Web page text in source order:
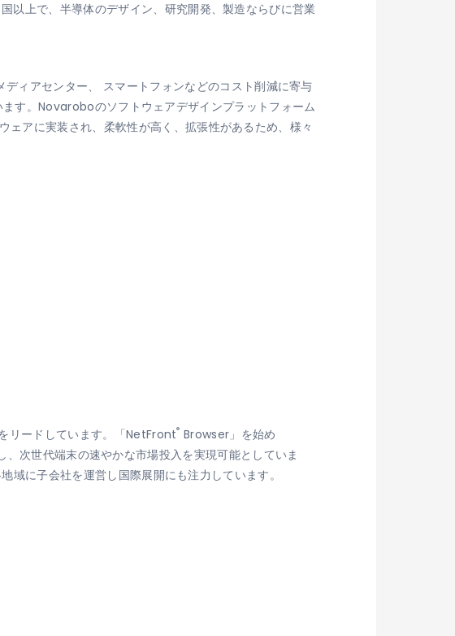
以上で、半導体のデザイン、研究開発、製造ならびに営業
アセンター、 スマートフォンなどのコスト削減に寄与
す。Novaroboのソフトウェアデザインプラットフォーム
アに実装され、柔軟性が高く、拡張性があるため、様々
リードしています。「NetFront® Browser」を始め
次世代端末の速やかな市場投入を実現可能としていま
に子会社を運営し国際展開にも注力しています。